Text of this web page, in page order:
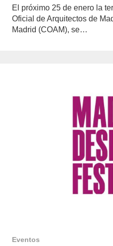
El próximo 25 de enero la
Oficial de Arquitectos de
Madrid (COAM), se…
Eventos